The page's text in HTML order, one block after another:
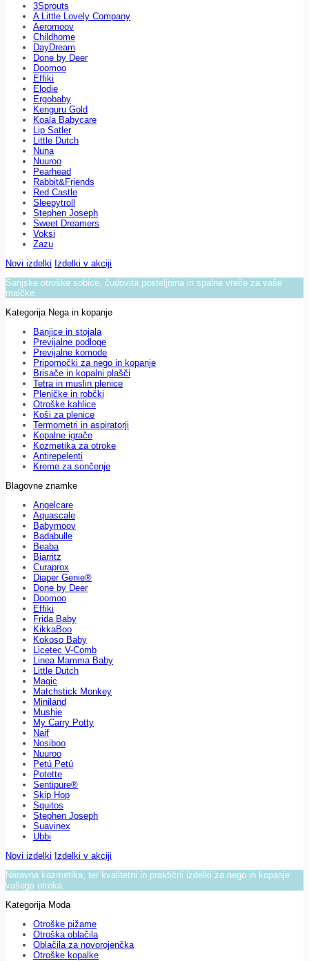
3Sprouts
A Little Lovely Company
Aeromoov
Childhome
DayDream
Done by Deer
Doomoo
Effiki
Elodie
Ergobaby
Kenguru Gold
Koala Babycare
Lip Satler
Little Dutch
Nuna
Nuuroo
Pearhead
Rabbit&Friends
Red Castle
Sleepytroll
Stephen Joseph
Sweet Dreamers
Voksi
Zazu
Novi izdelki Izdelki v akciji
Sanjske otroške sobice, čudovita posteljnina in spalne vreče za vaše
malčke.
Kategorija Nega in kopanje
Banjice in stojala
Previjalne podloge
Previjalne komode
Pripomočki za nego in kopanje
Brisače in kopalni plašči
Tetra in muslin plenice
Pleničke in robčki
Otroške kahlice
Koši za plenice
Termometri in aspiratorji
Kopalne igrače
Kozmetika za otroke
Antirepelenti
Kreme za sončenje
Blagovne znamke
Angelcare
Aquascale
Babymoov
Badabulle
Beaba
Biarritz
Curaprox
Diaper Genie®
Done by Deer
Doomoo
Effiki
Frida Baby
KikkaBoo
Kokoso Baby
Licetec V-Comb
Linea Mamma Baby
Little Dutch
Magic
Matchstick Monkey
Miniland
Mushie
My Carry Potty
Naif
Nosiboo
Nuuroo
Petú Petú
Potette
Sentipure®
Skip Hop
Squitos
Stephen Joseph
Suavinex
Ubbi
Novi izdelki Izdelki v akciji
Naravna kozmetika, ter kvalitetni in praktični izdelki za nego in kopanje
vašega otroka.
Kategorija Moda
Otroške pižame
Otroška oblačila
Oblačila za novorojenčka
Otroške kopalke